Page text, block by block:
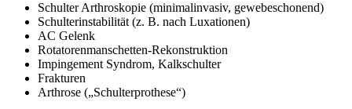
Schulter Arthroskopie (minimalinvasiv, gewebeschonend)
Schulterinstabilität (z. B. nach Luxationen)
AC Gelenk
Rotatorenmanschetten-Rekonstruktion
Impingement Syndrom, Kalkschulter
Frakturen
Arthrose („Schulterprothese“)